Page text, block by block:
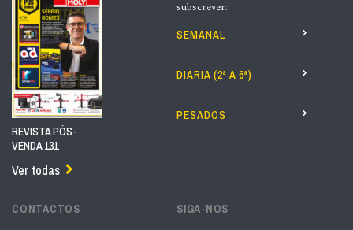
REVISTA PÓS-
VENDA 131
Ver todas
subscrever:
SEMANAL
DIÁRIA (2ª A 6ª)
PESADOS
CONTACTOS SIGA-NOS